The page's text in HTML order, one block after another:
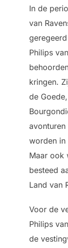
In de
van
Philips
kringen.
de
worden in
Maar ook
besteed
Land van
Voor de
Philips
de